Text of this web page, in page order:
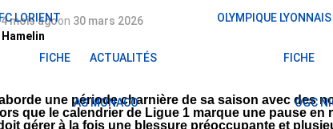
FC LORIENT
FICHE ACTUALITÉS
OLYMPIQUE LYONNAIS
FICHE
AS MONACO OGC
4 mois agoon 30 mars 2026
une période charnière de sa saison avec des
que le calendrier de Ligue 1 marque une pause
gérer à la fois une blessure préoccupante et